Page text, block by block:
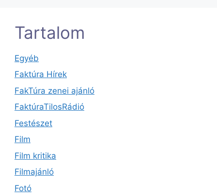
Tartalom
Egyéb
Faktúra Hírek
FakTúra zenei ajánló
FaktúraTilosRádió
Festészet
Film
Film kritika
Filmajánló
Fotó